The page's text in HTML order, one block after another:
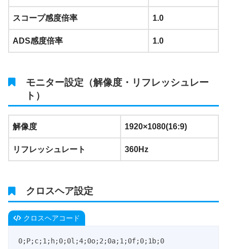
スコープ感度倍率 1.0
ADS感度倍率 1.0
モニター設定（解像度・リフレッシュレー
ト）
解像度 1920×1080(16:9)
リフレッシュレート 360Hz
クロスヘア設定
クロスヘアコード
0;P;c;1;h;0;0l;4;0o;2;0a;1;0f;0;1b;0